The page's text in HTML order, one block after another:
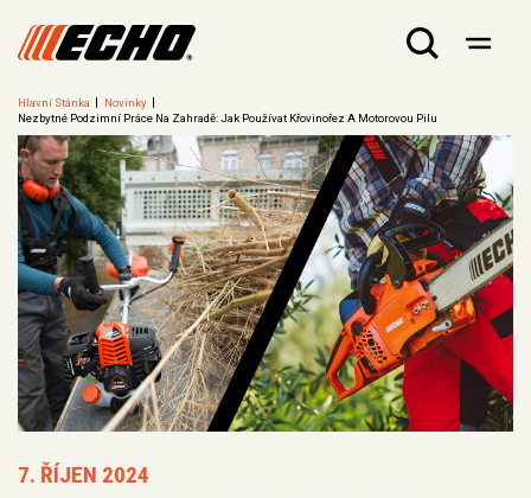
Hlavní Stánka
Novinky
Nezbytné Podzimní Práce Na Zahradě: Jak Používat Křovinořez A Motorovou Pilu
7. ŘÍJEN 2024